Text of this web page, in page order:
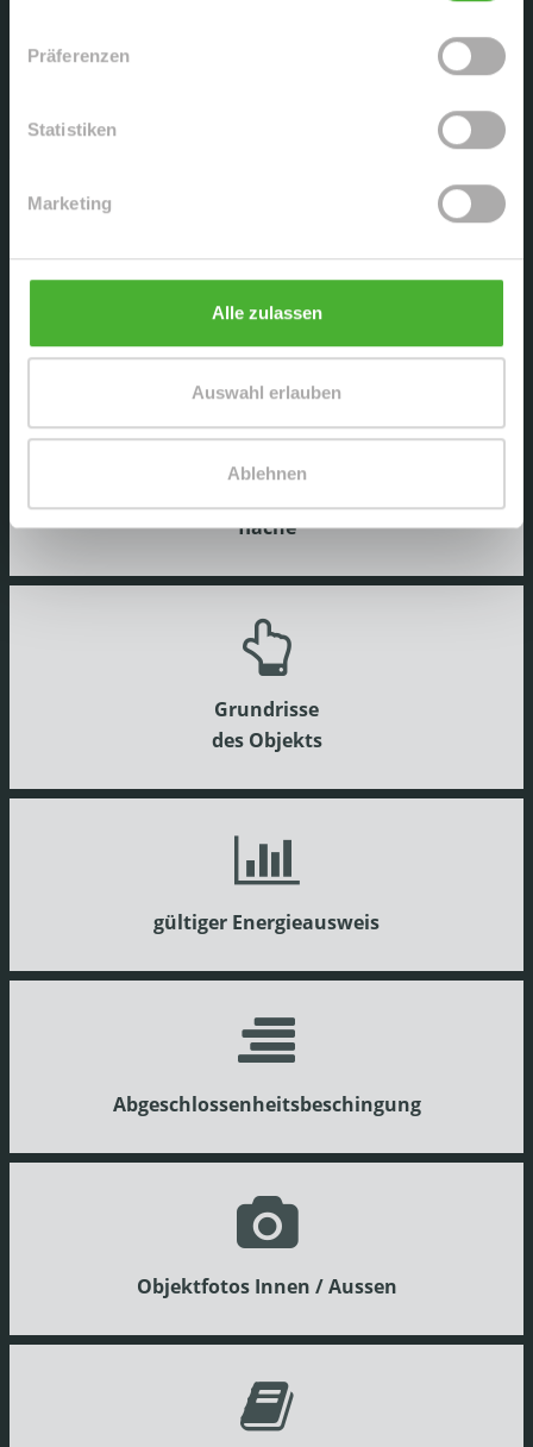
Präferenzen
Statistiken
Marketing
Alle zulassen
Auswahl erlauben
Ablehnen
Berechnung
Wohnfläche
fläche
Grundrisse
des Objekts
gültiger Energieausweis
Abgeschlossenheitsbeschingung
Objektfotos Innen / Aussen